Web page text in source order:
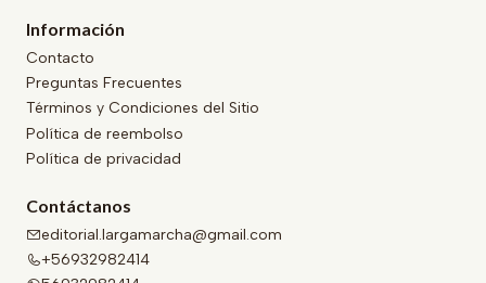
Información
Contacto
Preguntas Frecuentes
Términos y Condiciones del Sitio
Política de reembolso
Política de privacidad
Contáctanos
editorial.largamarcha@gmail.com
+56932982414